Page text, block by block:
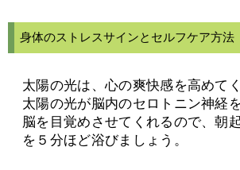
身体のストレスサインとセルフケア方法
太陽の光は、心の爽快感を高めて
太陽の光が脳内のセロトニン神経
脳を目覚めさせてくれるので、朝
を５分ほど浴びましょう。